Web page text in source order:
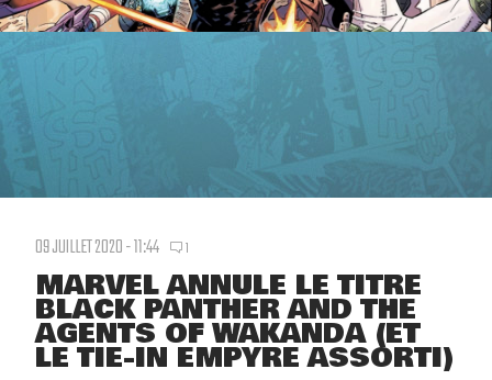
09 JUILLET 2020 - 11:44 1
MARVEL ANNULE LE TITRE
BLACK PANTHER AND THE
AGENTS OF WAKANDA (ET
LE TIE-IN EMPYRE ASSORTI)